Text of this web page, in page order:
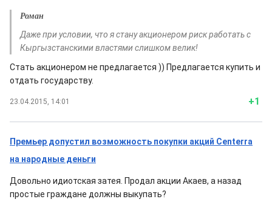
Роман
Даже при условии, что я стану акционером риск работать с
Кыргызстанскими властями слишком велик!
Стать акционером не предлагается )) Предлагается купить и
отдать государству.
23.04.2015, 14:01 +1
Премьер допустил возможность покупки акций Centerra
на народные деньги
Довольно идиотская затея. Продал акции Акаев, а назад
простые граждане должны выкупать?